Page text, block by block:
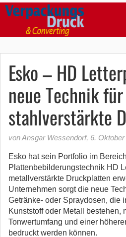
Esko – HD
neue Technik für
stahlverstärkte
von Ansgar Wessendorf, 6.
Esko hat sein Portfolio im
Plattenbebilderungstechnik HD
metallverstärkte Druckplatten
Unternehmen sorgt die neue
Getränke- oder Spraydosen, die
Kunststoff oder Metall bestehen,
Tonwertumfang und einer
bedruckt werden können.